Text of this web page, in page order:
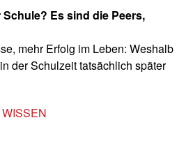
mehr Erfolg im Leben: Weshalb
der Schulzeit tatsächlich später